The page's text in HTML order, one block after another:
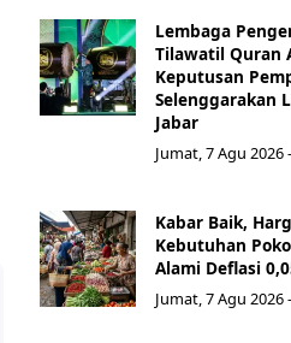
Lembaga
Tilawatil Quran
Keputusan
Selenggarakan
Jabar
Jumat, 7 Agu 2026
Kabar Baik,
Kebutuhan
Alami Deflasi
Jumat, 7 Agu 2026